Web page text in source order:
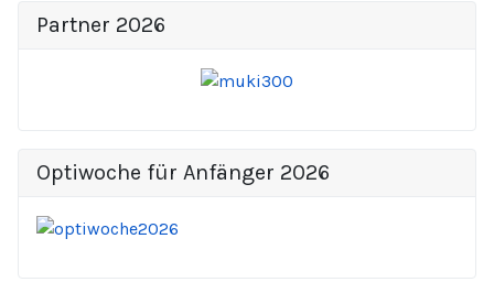
Partner 2026
Optiwoche für Anfänger 2026